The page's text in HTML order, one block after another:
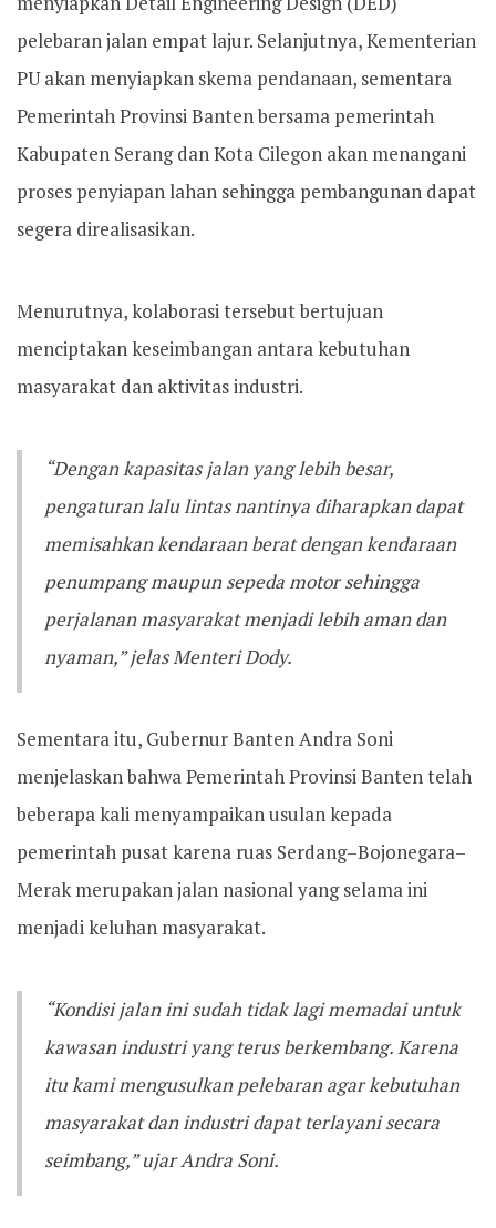
pelebaran jalan empat lajur. Selanjutnya, Kementerian
PU akan menyiapkan skema pendanaan, sementara
Pemerintah Provinsi Banten bersama pemerintah
Kabupaten Serang dan Kota Cilegon akan menangani
proses penyiapan lahan sehingga pembangunan dapat
segera direalisasikan.
Menurutnya, kolaborasi tersebut bertujuan
menciptakan keseimbangan antara kebutuhan
masyarakat dan aktivitas industri.
“Dengan kapasitas jalan yang lebih besar,
pengaturan lalu lintas nantinya diharapkan dapat
memisahkan kendaraan berat dengan kendaraan
penumpang maupun sepeda motor sehingga
perjalanan masyarakat menjadi lebih aman dan
nyaman,” jelas Menteri Dody.
Sementara itu, Gubernur Banten Andra Soni
menjelaskan bahwa Pemerintah Provinsi Banten telah
beberapa kali menyampaikan usulan kepada
pemerintah pusat karena ruas Serdang–Bojonegara–
Merak merupakan jalan nasional yang selama ini
menjadi keluhan masyarakat.
“Kondisi jalan ini sudah tidak lagi memadai untuk
kawasan industri yang terus berkembang. Karena
itu kami mengusulkan pelebaran agar kebutuhan
masyarakat dan industri dapat terlayani secara
seimbang,” ujar Andra Soni.